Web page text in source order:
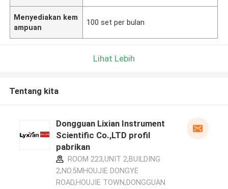
Menyediakan kem
ampuan
100 set per bulan
Lihat Lebih
Tentang kita
Dongguan Lixian Instrument
Scientific Co.,LTD profil
pabrikan
ROOM 223,UNIT 2,BUILDING
2,NO.5MHOUJIE DONGYE
ROAD,HOUJIE TOWN,DONGGUAN